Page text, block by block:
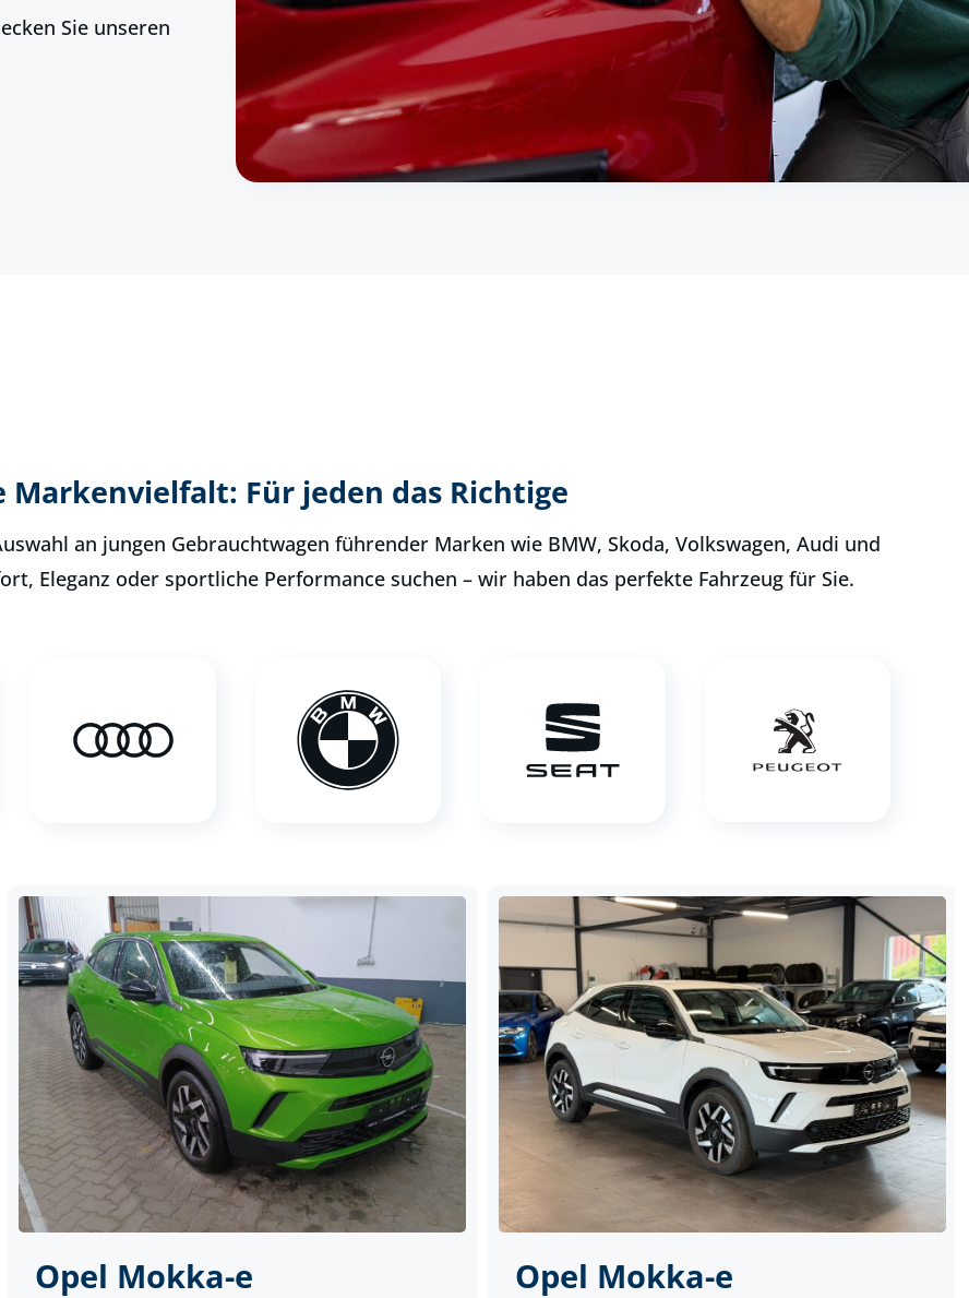
Sie unseren
Markenvielfalt: Für jeden das Richtige
an jungen Gebrauchtwagen führender Marken wie BMW, Skoda, Volkswagen, Audi und
Eleganz oder sportliche Performance suchen – wir haben das perfekte Fahrzeug für Sie.
Opel Mokka-e Opel Mokka-e